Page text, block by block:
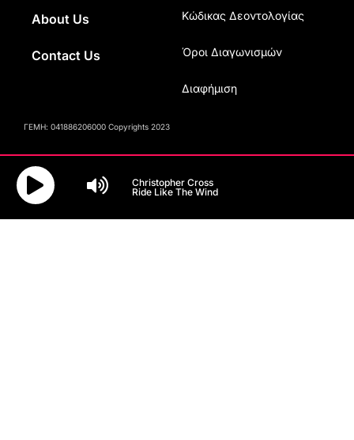
About Us
Contact Us
Κώδικας Δεοντολογίας
Όροι Διαγωνισμών
Διαφήμιση
ΓΕΜΗ: 041886206000 Copyrights 2023
Christopher Cross
Ride Like The Wind